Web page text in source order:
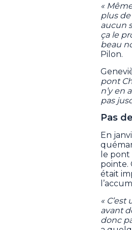
«
plus
aucun
ça le
beau
Pilon.
pont
n’y en
pas
Pas
En
le
pointe.
était
«
avant
donc